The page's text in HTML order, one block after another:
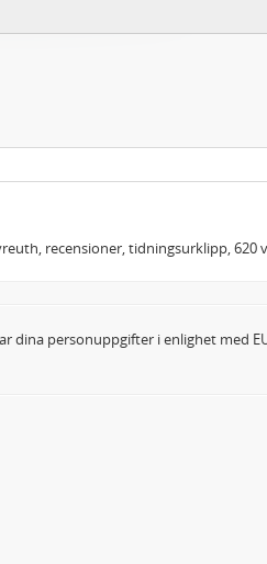
recensioner, tidningsurklipp, 620
dina personuppgifter i enlighet med